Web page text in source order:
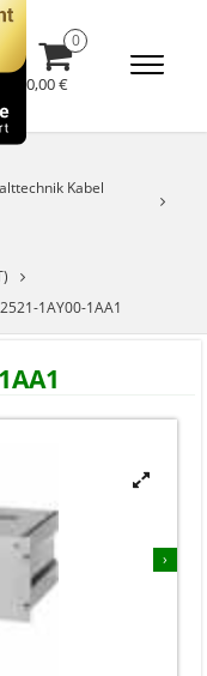
0,00 €
Kabel
1AY00-1AA1
›

